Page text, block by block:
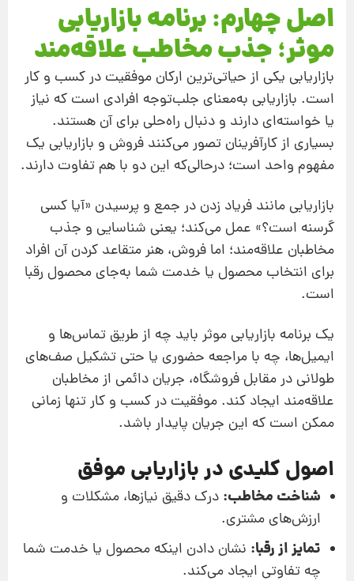
اصل چهارم: برنامه بازاریابی
موثر؛ جذب مخاطب علاقه‌مند
بازاریابی یکی از حیاتی‌ترین ارکان موفقیت در کسب و کار
است. بازاریابی به‌معنای جلب‌توجه افرادی است که نیاز
یا خواسته‌ای دارند و دنبال راه‌حلی برای آن هستند.
بسیاری از کارآفرینان تصور می‌کنند فروش و بازاریابی یک
مفهوم واحد است؛ در‌حالی‌که این دو با هم تفاوت دارند.
بازاریابی مانند فریاد زدن در جمع و پرسیدن «آیا کسی
گرسنه است؟» عمل می‌کند؛ یعنی شناسایی و جذب
مخاطبان علاقه‌مند؛ اما فروش، هنر متقاعد کردن آن افراد
برای انتخاب محصول یا خدمت شما به‌جای محصول رقبا
است.
یک برنامه بازاریابی موثر باید چه از طریق تماس‌ها و
ایمیل‌ها، چه با مراجعه حضوری یا حتی تشکیل صف‌های
طولانی در مقابل فروشگاه، جریان دائمی از مخاطبان
علاقه‌مند ایجاد کند. موفقیت در کسب و کار تنها زمانی
ممکن است که این جریان پایدار باشد.
اصول کلیدی در بازاریابی موفق
شناخت مخاطب: درک دقیق نیازها، مشکلات و
ارزش‌های مشتری.
تمایز از رقبا: نشان دادن اینکه محصول یا خدمت شما
چه تفاوتی ایجاد می‌کند.